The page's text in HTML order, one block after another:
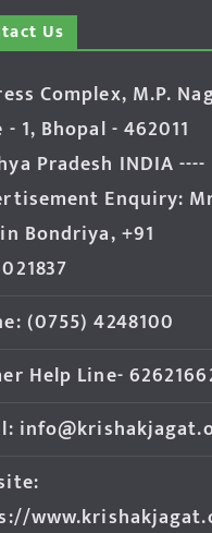
Us
Complex, M.P.
- 1, Bhopal - 462011
Pradesh INDIA ----
Enquiry:
Bondriya, +91
(0755) 4248100
Help Line-